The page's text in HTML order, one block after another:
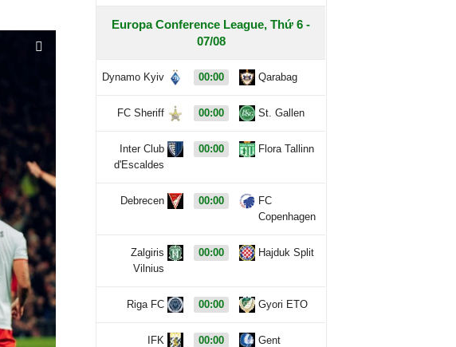
Europa Conference League, Thứ 6 -
07/08
Dynamo Kyiv 00:00 Qarabag
FC Sheriff 00:00 St. Gallen
Inter Club
d'Escaldes
00:00 Flora Tallinn
Debrecen 00:00
FC
Copenhagen
Zalgiris
Vilnius
00:00 Hajduk Split
Riga FC 00:00 Gyori ETO
IFK
00:00 Gent